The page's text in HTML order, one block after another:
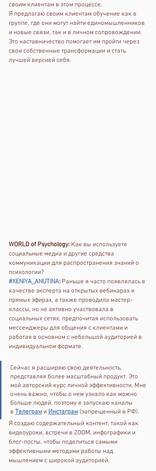
своим клиентам в этом процессе.
Я предлагаю своим клиентам обучение как в
группе, где они могут найти единомышленников
и новые связи, так и в личном сопровождении.
Это наставничество помогает им пройти через
свои собственные трансформации и стать
лучшей версией себя.
WORLD of Psychology: Как вы используете
социальные медиа и другие средства
коммуникации для распространения знаний о
психологии?
#XENIYA_ANUTINA: Раньше я часто появлялась в
качестве эксперта на открытых вебинарах и
прямых эфирах, а также проводила мастер-
классы, но не активно участвовала в
социальных сетях, предпочитая использовать
мессенджеры для общения с клиентами и
работая в основном с небольшой аудиторией в
индивидуальном формате.
Сейчас я расширяю свою деятельность,
представляя более масштабный продукт. Это
мой авторский курс личной эффективности. Мне
очень важно, чтобы о нем узнало как можно
больше людей, поэтому я запускаю каналы
в Телеграм и Инстаграм (запрещенный в РФ).
Я создаю содержательный контент, такой как
видеоуроки, встречи в ZOOM, инфографики и
блог-посты, чтобы поделиться самыми
эффективными методами работы над
мышлением с широкой аудиторией.